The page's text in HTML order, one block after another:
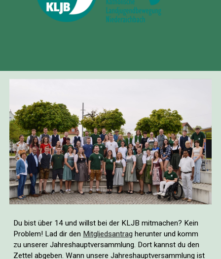
Du bist über 14 und willst bei der KLJB mitmachen? Kein
Problem! Lad dir den Mitgliedsantrag herunter und komm
zu unserer Jahreshauptversammlung. Dort kannst du den
Zettel abgeben. Wann unsere Jahreshauptversammlung ist